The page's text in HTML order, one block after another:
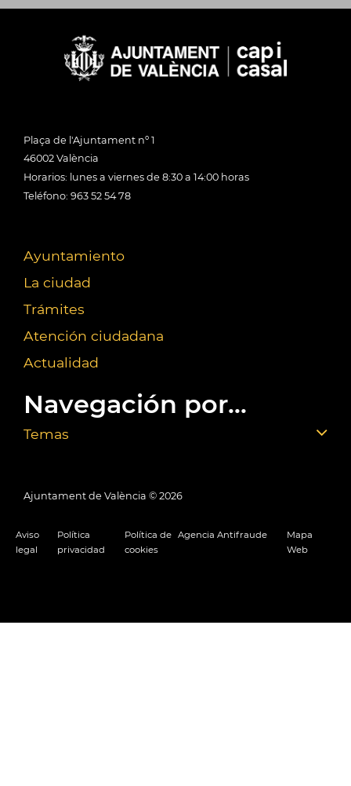
Plaça de l'Ajuntament nº 1
46002 València
Horarios: lunes a viernes de 8:30 a 14:00 horas
Teléfono: 963 52 54 78
Ayuntamiento
La ciudad
Trámites
Atención ciudadana
Actualidad
Navegación por...
Temas
Ajuntament de València © 2026
Aviso
legal
Política
privacidad
Política de
cookies
Agencia Antifraude
Mapa
Web